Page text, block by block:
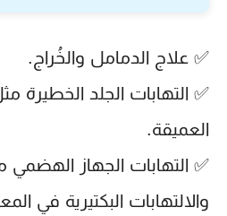
✅ علاج الدمامل والخُراج.
✅ التهابات الجلد الخطيرة
العميقة.
✅ التهابات الجهاز الهضمي
والالتهابات البكتيرية في